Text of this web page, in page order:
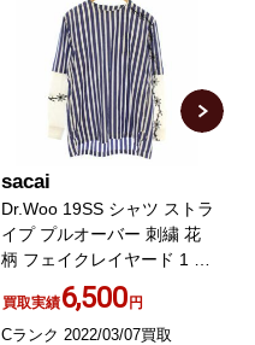
sacai
Dr.Woo 19SS シャツ ストラ
イプ プルオーバー 刺繍 花
柄 フェイクレイヤード 1 S
買取実績6,500円
Cランク 2022/03/07買取